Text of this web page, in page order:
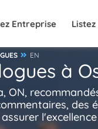
Entreprise
EN
à
ON,
des